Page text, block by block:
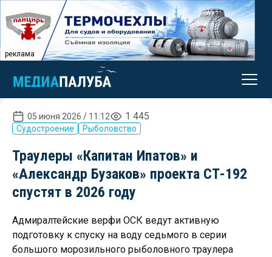
реклама
05 июня 2026 / 11:12 1 445
Судостроение Рыболовство
Траулеры «Капитан Ипатов» и
«Александр Бузаков» проекта СТ-192
спустят в 2026 году
Адмиралтейские верфи ОСК ведут активную
подготовку к спуску на воду седьмого в серии
большого морозильного рыболовного траулера